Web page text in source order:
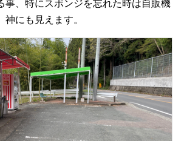
事、特にスポンジを忘れた時は自販機
にも見えます。